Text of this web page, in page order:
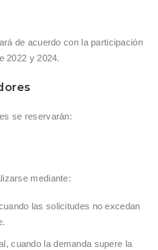
de acuerdo con la participación
2022 y 2024.
se reservarán:
mediante:
las solicitudes no excedan
cuando la demanda supere la